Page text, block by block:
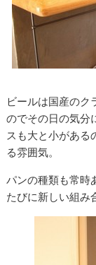
ビールは国産のク
のでその日の気分
スも大と小がある
る雰囲気。
パンの種類も常時
たびに新しい組み